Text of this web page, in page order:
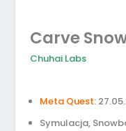
Carve
Chuhai Labs
Meta Quest:
Symulacja,